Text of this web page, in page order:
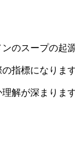
のスープの起
指標になりま
解が深まります